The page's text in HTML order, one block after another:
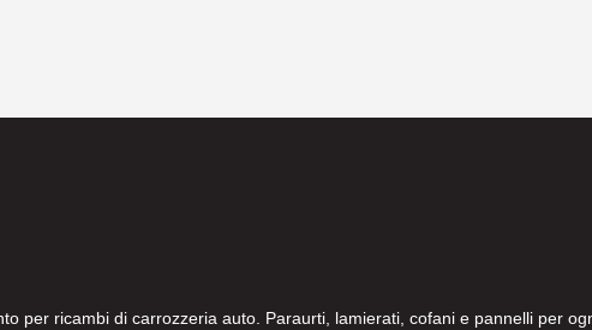
per ricambi di carrozzeria auto. Paraurti, lamierati, cofani e pannelli per